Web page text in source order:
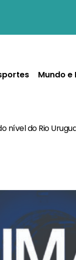
Mundo
nível do Rio